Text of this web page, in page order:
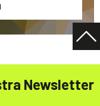
Newsletter